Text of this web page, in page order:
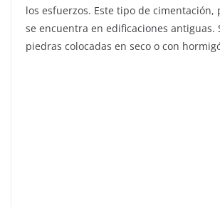
los esfuerzos. Este tipo de cimentación,
se encuentra en edificaciones antiguas.
piedras colocadas en seco o con